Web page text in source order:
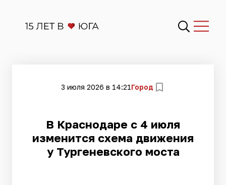
3 июля 2026 в 14:21Город
В Краснодаре с 4 июля
изменится схема движения
у Тургеневского моста